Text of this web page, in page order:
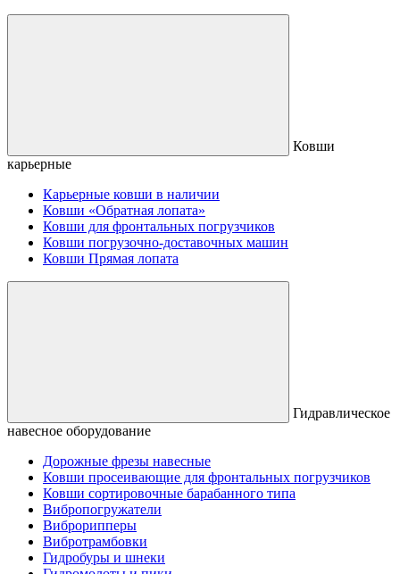
Ковши
карьерные
Карьерные ковши в наличии
Ковши «Обратная лопата»
Ковши для фронтальных погрузчиков
Ковши погрузочно-доставочных машин
Ковши Прямая лопата
Гидравлическое
навесное оборудование
Дорожные фрезы навесные
Ковши просеивающие для фронтальных погрузчиков
Ковши сортировочные барабанного типа
Вибропогружатели
Виброрипперы
Вибротрамбовки
Гидробуры и шнеки